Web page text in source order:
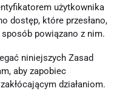
użytkownika
dostęp, które przesłano,
powiązano z nim.
niniejszych Zasad
aby zapobiec
działaniom.